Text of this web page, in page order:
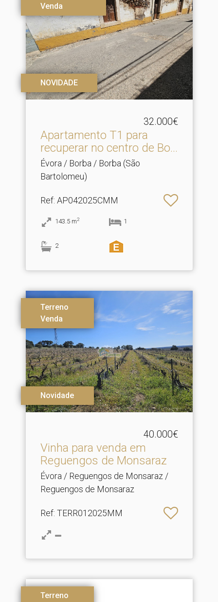
Venda
NOVIDADE
32.000€
Apartamento T1 para
recuperar no centro de Bo.​..
Évora / Borba / Borba (São
Bartolomeu)
Ref: AP042025CMM
143.5 m2 1
2
Terreno
Venda
Novidade
40.000€
Vinha para venda em
Reguengos de Monsaraz
Évora / Reguengos de Monsaraz /
Reguengos de Monsaraz
Ref: TERR012025MM
Terreno